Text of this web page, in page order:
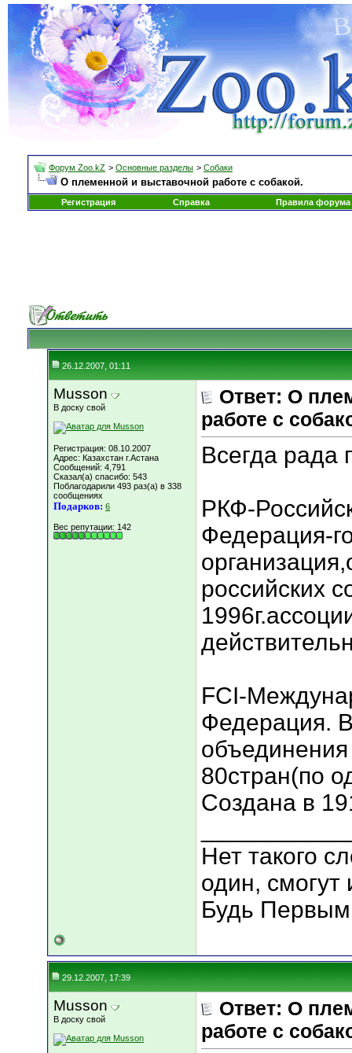
Форум Zoo.kZ > Основные разделы > Собаки
О племенной и выставочной работе с собакой.
Регистрация Справка Правила форума
26.12.2007, 01:11
Musson
В доску свой
Регистрация: 08.10.2007
Адрес: Казахстан г.Астана
Сообщений: 4,791
Сказал(а) спасибо: 543
Поблагодарили 493 раз(а) в 338
сообщениях
Подарков: 6
Вес репутации: 142
Ответ: О
работе с
Всегда рада
РКФ-
Федерация-
российских
FCI-
Федерация.
80стран(по
Создана в
Нет такого
один, смогут
Будь
29.12.2007, 17:39
Musson
В доску свой
Ответ: О
работе с